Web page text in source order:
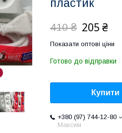
пластик
410 ₴ 205 ₴
Показати оптові ціни
Готово до відправки
Купити
+380 (97) 744-12-80
Максим